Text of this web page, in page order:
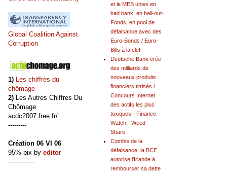
et le MES unies en
bad bank, en bail-out-
Fonds, en pool de
défaisance avec des
Euro-Bonds / Euro-
Bills à la clef
Deutsche Bank crée
des milliards de
nouveaux produits
financiers titrisés /
Concours Internet
des actifs les plus
toxiques - Finance
Watch - Weed -
Share
Comble de la
défaisance: la BCE
autorise l'Irlande à
rembourser sa dette
Global Coalition Against
Corruption
1) Les chiffres du
chômage
2) Les Autres Chiffres Du
Chômage
acdc2007.free.fr/
---------
Création 06 VI 06
95% pix by editor
-------------